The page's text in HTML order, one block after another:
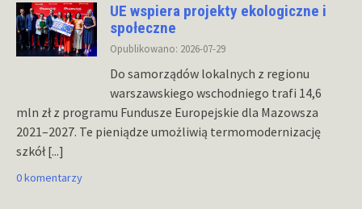
UE wspiera projekty ekologiczne i
społeczne
Opublikowano: 2026-07-29
Do samorządów lokalnych z regionu
warszawskiego wschodniego trafi 14,6
mln zł z programu Fundusze Europejskie dla Mazowsza
2021–2027. Te pieniądze umożliwią termomodernizację
szkół[...]
0 komentarzy